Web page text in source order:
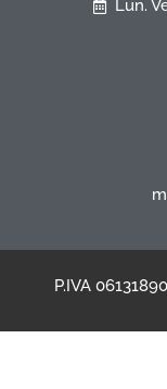
Lun.
P.IVA